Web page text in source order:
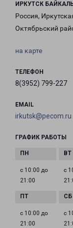
ИРКУТСК
Россия,
Октябрьский
на карте
ТЕЛЕФОН
8(3952) 799-227
EMAIL
irkutsk@pecom.ru
ГРАФИК РАБОТЫ
с 10:00 до
21:00
с
с 10:00 до
21:00
с